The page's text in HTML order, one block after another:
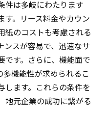
件は多岐にわたります
す。リース料金やカウン
紙のコストも考慮される
ンスが容易で、迅速なサ
です。さらに、機能面で
多機能性が求められるこ
します。これらの条件を
地元企業の成功に繋がる